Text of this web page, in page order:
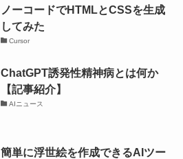
ノーコードでHTMLとCSSを生成
してみた
Cursor
ChatGPT誘発性精神病とは何か
【記事紹介】
AIニュース
簡単に浮世絵を作成できるAIツー